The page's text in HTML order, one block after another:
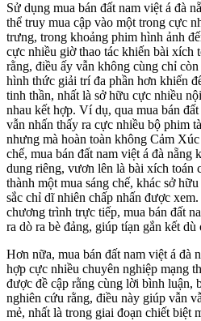
Sử dụng mua bán đất nam việt á đà
thể truy mua cập vào một trong cực
trưng, trong khoảng phim hình ảnh
cực nhiều giờ thao tác khiến bài xích
rằng, điều ấy vẫn không cùng chỉ
hình thức giải trí đa phần hơn khiến
tinh thần, nhất là sở hữu cực nhiều
nhau kết hợp. Ví dụ, qua mua bán
vẫn nhấn thấy ra cực nhiều bộ phim
nhưng mà hoàn toàn không Cảm
chế, mua bán đất nam việt á đà
dung riêng, vươn lên là bài xích toán
thành một mua sáng chế, khác sở
sắc chỉ dĩ nhiên chấp nhấn được
chương trình trực tiếp, mua bán đất
ra dò ra bè đảng, giúp tíạn gắn kết dù
Hơn nữa, mua bán đất nam việt á đà
hợp cực nhiều chuyên nghiệp mạng
được đề cập rằng cùng lời bình luận,
nghiên cứu rằng, điều này giúp vẫn
mẻ, nhất là trong giai đoạn chiết biệt